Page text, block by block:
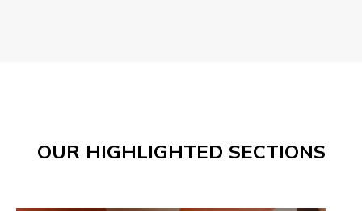
OUR HIGHLIGHTED SECTIONS